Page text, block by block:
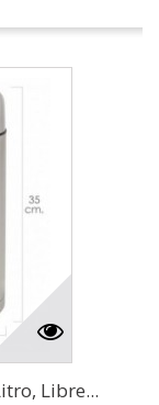
Libre...